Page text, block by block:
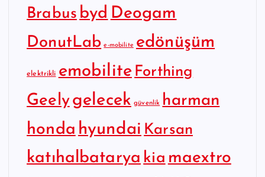
Brabus byd Deogam
DonutLab e-mobilite edönüşüm
elektrikli emobilite Forthing
Geelygelecek güvenlik harman
honda hyundai Karsan
katıhalbatarya kia maextro